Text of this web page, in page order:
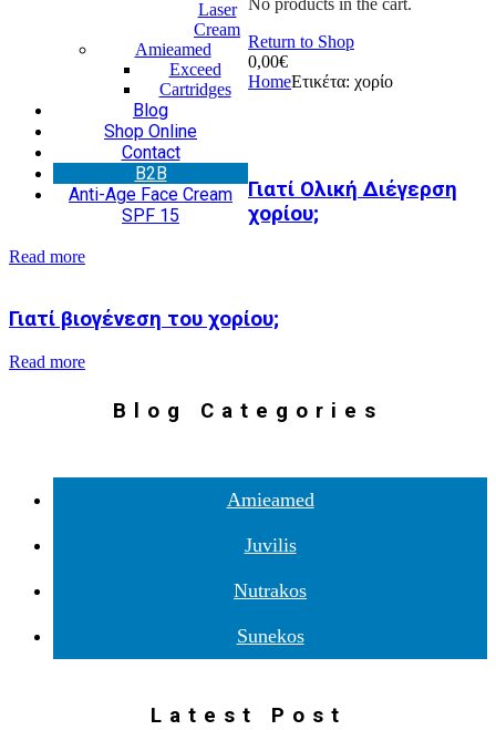
Laser
Cream
Amieamed
Exceed
Cartridges
Blog
Shop Online
Contact
Β2Β
Anti-Age Face Cream
SPF 15
No products in the cart.
Return to Shop
0,00€
HomeΕτικέτα: χορίο
Γιατί Ολική Διέγερση
χορίου;
Read more
Γιατί βιογένεση του χορίου;
Read more
Blog Categories
Amieamed
Juvilis
Nutrakos
Sunekos
Latest Post